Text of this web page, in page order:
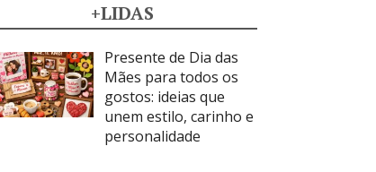
+LIDAS
Presente de Dia das
Mães para todos os
gostos: ideias que
unem estilo, carinho e
personalidade